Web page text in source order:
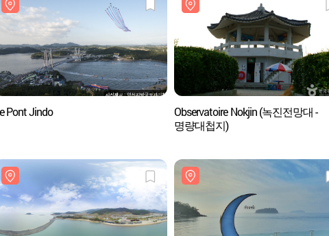
Pont Jindo
Observatoire Nokjin (녹진전망대 -
명량대첩지)